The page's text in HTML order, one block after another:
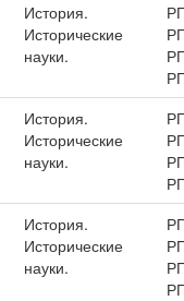
История.
Исторические
науки.
История.
Исторические
науки.
История.
Исторические
науки.